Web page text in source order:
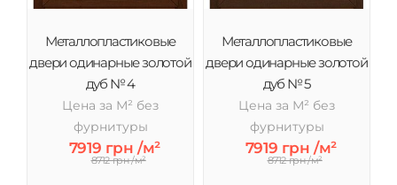
Металлопластиковые
двери одинарные золотой
дуб № 4
Цена за М² без
фурнитуры
7919 грн /м²
8712 грн /м²
Металлопластиковые
двери одинарные золотой
дуб № 5
Цена за М² без
фурнитуры
7919 грн /м²
8712 грн /м²